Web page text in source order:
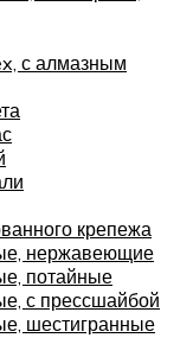
с алмазным
крепежа
нержавеющие
потайные
с прессшайбой
шестигранные